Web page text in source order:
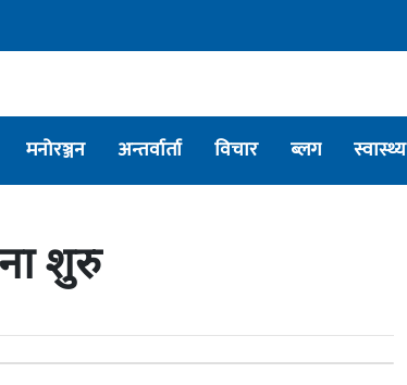
मनोरञ्जन अन्तर्वार्ता विचार ब्लग स्वास्थ्य
शुरु